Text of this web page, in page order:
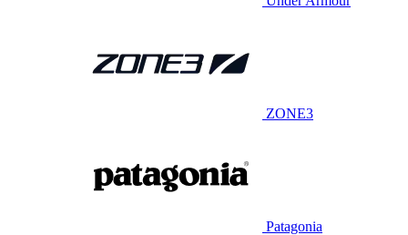
ZONE3
Patagonia